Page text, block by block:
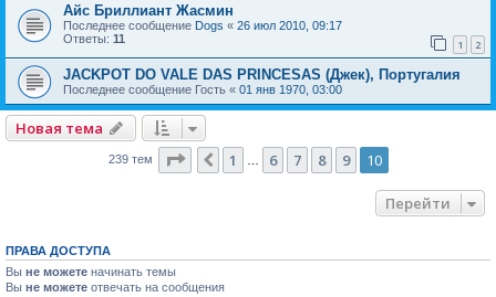
Айс Бриллиант Жасмин
Последнее сообщение Dogs « 26 июл 2010, 09:17
Ответы: 11 1 2
JACKPOT DO VALE DAS PRINCESAS (Джек), Португалия
Последнее сообщение Гость « 01 янв 1970, 03:00
Новая тема
239 тем Страница 10 из
Пред.
1 6 7 8 9 10
Перейти
ПРАВА ДОСТУПА
Вы не можете начинать темы
Вы не можете отвечать на сообщения